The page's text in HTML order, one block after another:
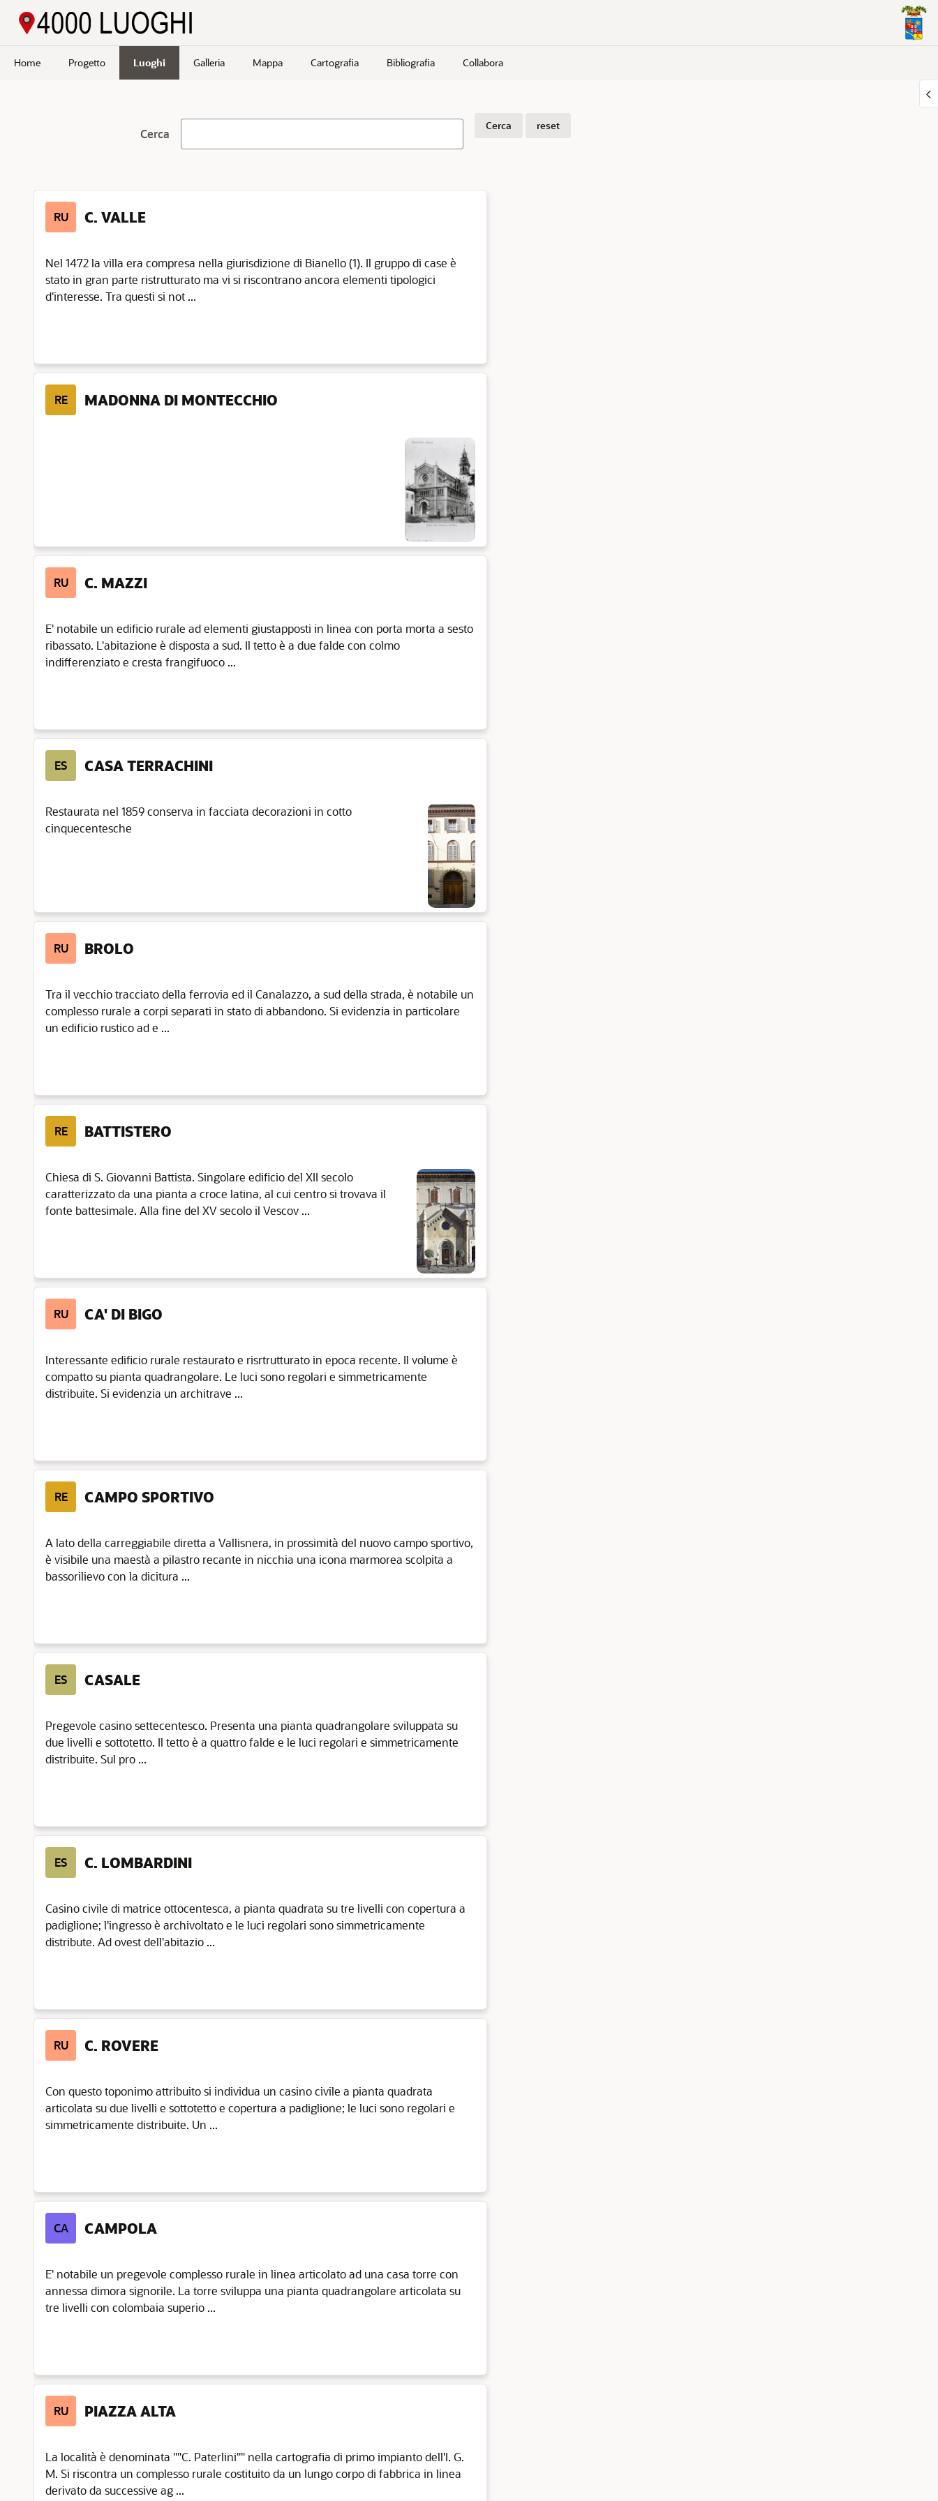
Home Progetto Luoghi Galleria Mappa Cartografia Bibliografia Collabora
Cerca
Cerca reset
RU C. VALLE
Nel 1472 la villa era compresa nella giurisdizione di Bianello (1). Il gruppo di case è
stato in gran parte ristrutturato ma vi si riscontrano ancora elementi tipologici
d'interesse. Tra questi si not ...
RE MADONNA DI MONTECCHIO
RU C. MAZZI
E' notabile un edificio rurale ad elementi giustapposti in linea con porta morta a sesto
ribassato. L'abitazione è disposta a sud. Il tetto è a due falde con colmo
indifferenziato e cresta frangifuoco ...
ES CASA TERRACHINI
Restaurata nel 1859 conserva in facciata decorazioni in cotto
cinquecentesche
RU BROLO
Tra il vecchio tracciato della ferrovia ed il Canalazzo, a sud della strada, è notabile un
complesso rurale a corpi separati in stato di abbandono. Si evidenzia in particolare
un edificio rustico ad e ...
RE BATTISTERO
Chiesa di S. Giovanni Battista. Singolare edificio del XII secolo
caratterizzato da una pianta a croce latina, al cui centro si trovava il
fonte battesimale. Alla fine del XV secolo il Vescov ...
RU CA' DI BIGO
Interessante edificio rurale restaurato e risrtrutturato in epoca recente. Il volume è
compatto su pianta quadrangolare. Le luci sono regolari e simmetricamente
distribuite. Si evidenzia un architrave ...
RE CAMPO SPORTIVO
A lato della carreggiabile diretta a Vallisnera, in prossimità del nuovo campo sportivo,
è visibile una maestà a pilastro recante in nicchia una icona marmorea scolpita a
bassorilievo con la dicitura ...
ES CASALE
Pregevole casino settecentesco. Presenta una pianta quadrangolare sviluppata su
due livelli e sottotetto. Il tetto è a quattro falde e le luci regolari e simmetricamente
distribuite. Sul pro ...
ES C. LOMBARDINI
Casino civile di matrice ottocentesca, a pianta quadrata su tre livelli con copertura a
padiglione; l'ingresso è archivoltato e le luci regolari sono simmetricamente
distribute. Ad ovest dell'abitazio ...
RU C. ROVERE
Con questo toponimo attribuito si individua un casino civile a pianta quadrata
articolata su due livelli e sottotetto e copertura a padiglione; le luci sono regolari e
simmetricamente distribuite. Un ...
CA CAMPOLA
E' notabile un pregevole complesso rurale in linea articolato ad una casa torre con
annessa dimora signorile. La torre sviluppa una pianta quadrangolare articolata su
tre livelli con colombaia superio ...
RU PIAZZA ALTA
La località è denominata ""C. Paterlini"" nella cartografia di primo impianto dell'I. G.
M. Si riscontra un complesso rurale costituito da un lungo corpo di fabbrica in linea
derivato da successive ag ...